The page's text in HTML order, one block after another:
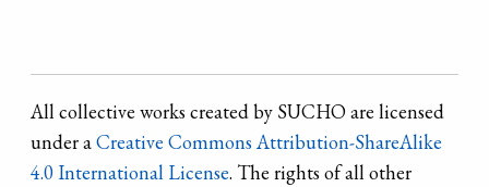
All collective works created by SUCHO are licensed
under aCreative Commons Attribution-ShareAlike
4.0 International License. The rights of all other